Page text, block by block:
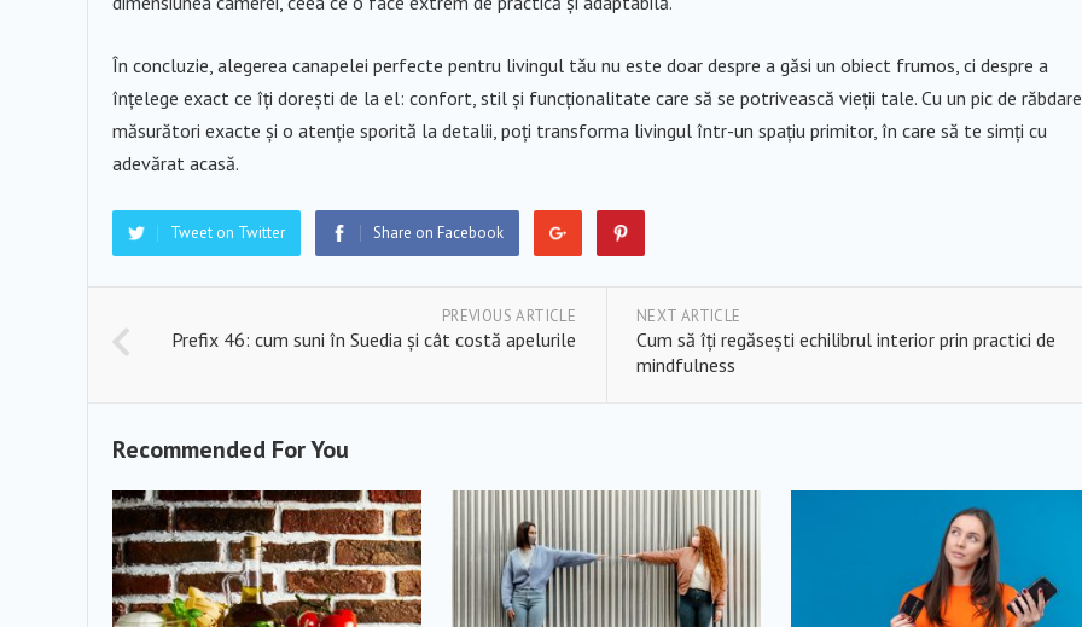
În concluzie, alegerea canapelei perfecte pentru livingul tău nu este doar despre a găsi un obiect frumos, ci despre a
înțelege exact ce îți dorești de la el: confort, stil și funcționalitate care să se potrivească vieții tale. Cu un pic de
măsurători exacte și o atenție sporită la detalii, poți transforma livingul într-un spațiu primitor, în care să te simți cu
adevărat acasă.
Tweet on Twitter Share on Facebook
PREVIOUS ARTICLE
Prefix 46: cum suni în Suedia și cât costă apelurile
NEXT ARTICLE
Cum să îți regăsești echilibrul interior prin practici de
mindfulness
Recommended For You